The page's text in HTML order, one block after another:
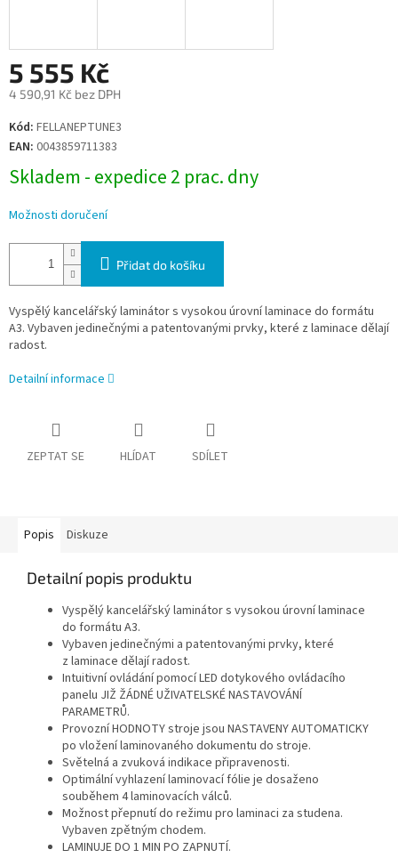
5 555 Kč
4 590,91 Kč bez DPH
Měrná
cena:
Kód: FELLANEPTUNE3
EAN: 0043859711383
Skladem - expedice 2 prac. dny
Možnosti doručení
Přidat do košíku
Vyspělý kancelářský laminátor s vysokou úrovní laminace do formátu
A3. Vybaven jedinečnými a patentovanými prvky, které z laminace dělají
radost.
Detailní informace
ZEPTAT SE HLÍDAT SDÍLET
Popis Diskuze
Detailní popis produktu
Vyspělý kancelářský laminátor s vysokou úrovní laminace
do formátu A3.
Vybaven jedinečnými a patentovanými prvky, které
z laminace dělají radost.
Intuitivní ovládání pomocí LED dotykového ovládacího
panelu JIŽ ŽÁDNÉ UŽIVATELSKÉ NASTAVOVÁNÍ
PARAMETRŮ.
Provozní HODNOTY stroje jsou NASTAVENY AUTOMATICKY
po vložení laminovaného dokumentu do stroje.
Světelná a zvuková indikace připravenosti.
Optimální vyhlazení laminovací fólie je dosaženo
souběhem 4 laminovacích vál­ců.
Možnost přepnutí do režimu pro laminaci za studena.
Vybaven zpětným chodem.
LAMINUJE DO 1 MIN PO ZAPNUTÍ.